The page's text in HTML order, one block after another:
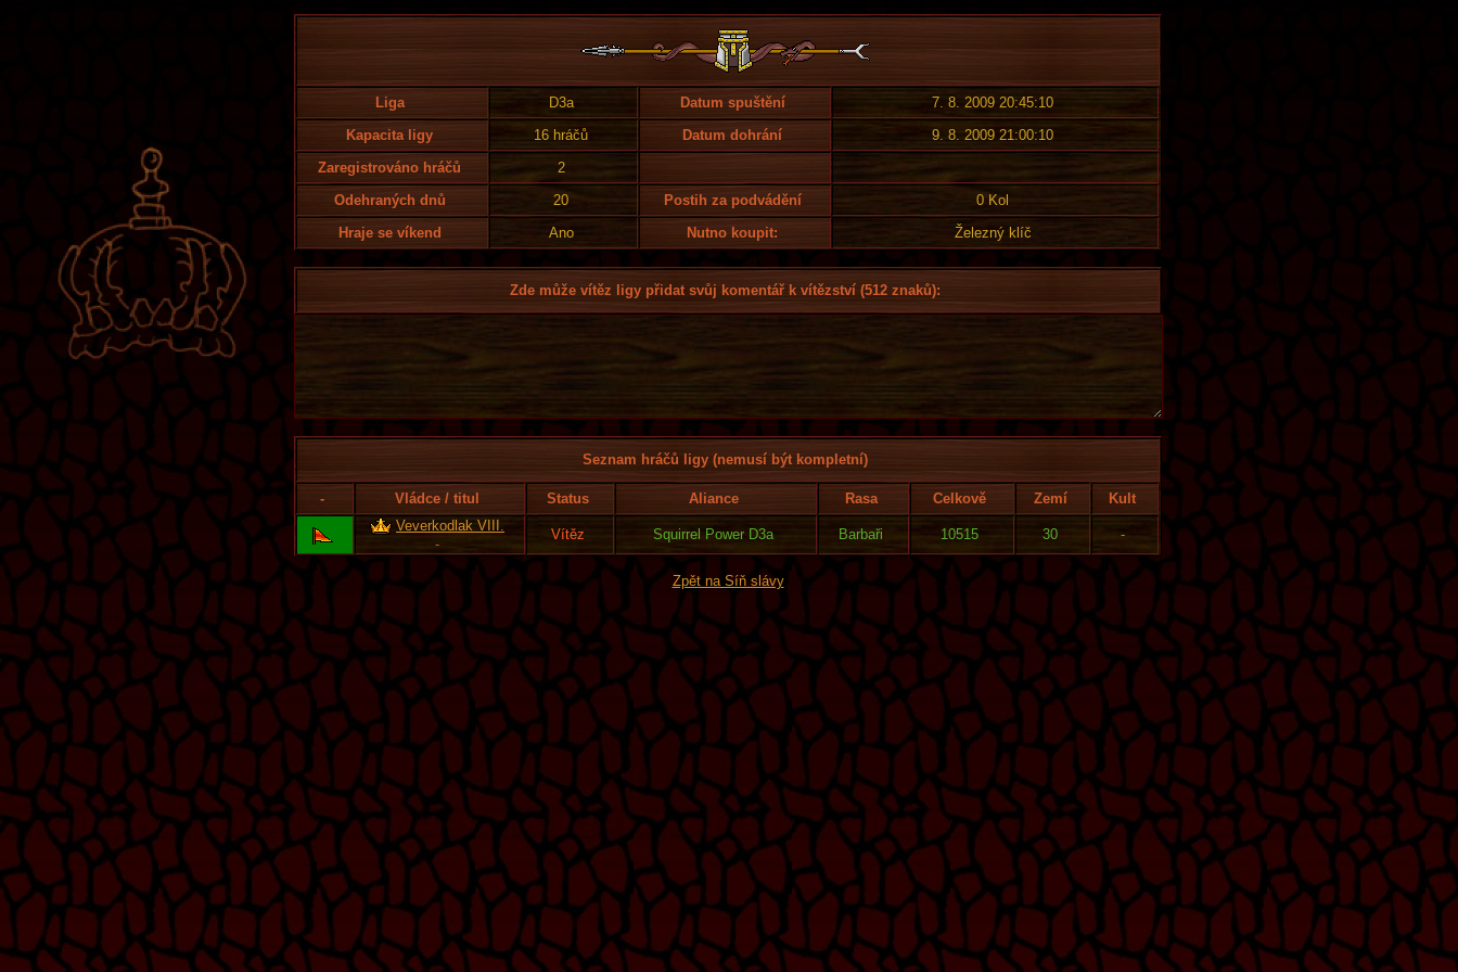
Liga D3a Datum spuštění
7. 8. 2009 20:45:10
Kapacita ligy
16 hráčů Datum dohrání
9. 8. 2009 21:00:10
Zaregistrováno hráčů
2
Odehraných dnů
20 Postih za podvádění
0 Kol
Hraje se víkend
Ano Nutno koupit: Železný klíč
Zde může vítěz ligy přidat svůj komentář k vítězství (512 znaků):
Seznam hráčů ligy (nemusí být kompletní)
- Vládce / titul Status Aliance Rasa Celkově Zemí
Kult
Veverkodlak VIII.
-
Vítěz Squirrel Power D3a Barbaři 10515 30 -
Zpět na Síň slávy